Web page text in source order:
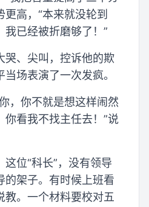
高，“本来就没轮到
我已经被折磨够了！”
哭、尖叫，控诉他的欺
场表演了一次发疯。
，你不就是想这样闹然
你看我不找主任去！”说
位“科长”，没有领导
的架子。有时候上班看
教。一个材料要校对五